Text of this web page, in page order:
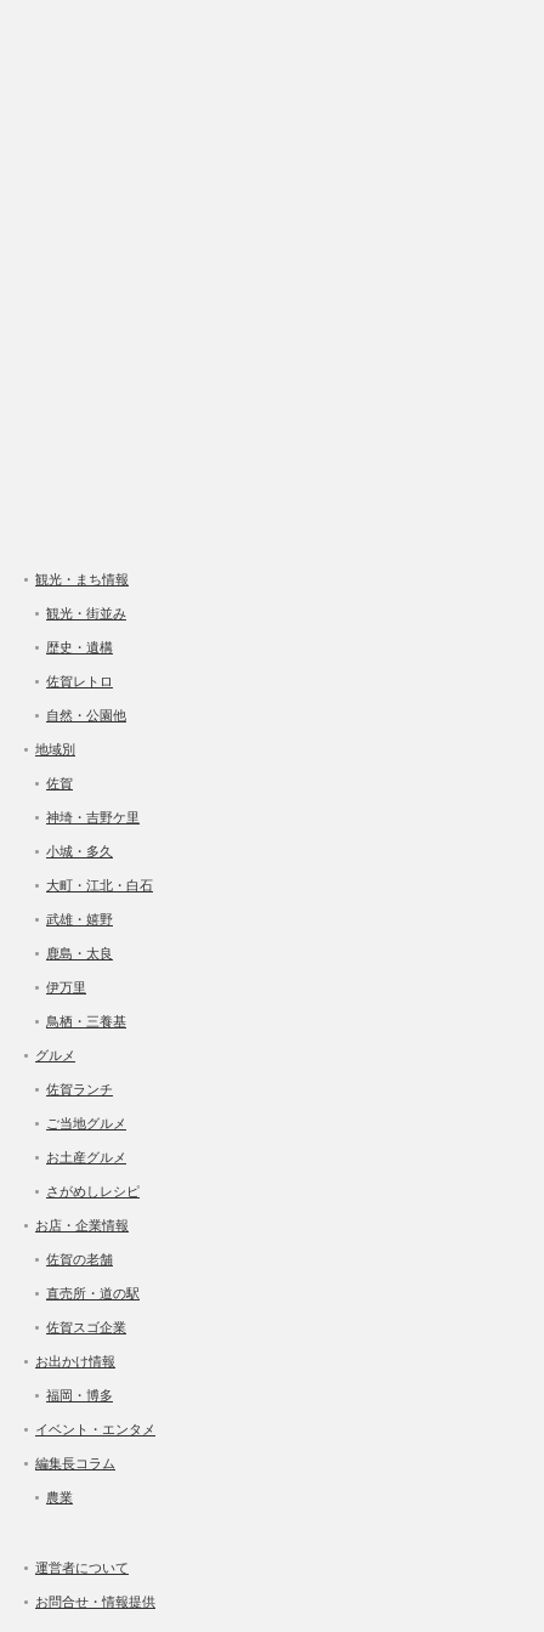
観光・まち情報
観光・街並み
歴史・遺構
佐賀レトロ
自然・公園他
地域別
佐賀
神埼・吉野ケ里
小城・多久
大町・江北・白石
武雄・嬉野
鹿島・太良
伊万里
鳥栖・三養基
グルメ
佐賀ランチ
ご当地グルメ
お土産グルメ
さがめしレシピ
お店・企業情報
佐賀の老舗
直売所・道の駅
佐賀スゴ企業
お出かけ情報
福岡・博多
イベント・エンタメ
編集長コラム
農業
運営者について
お問合せ・情報提供